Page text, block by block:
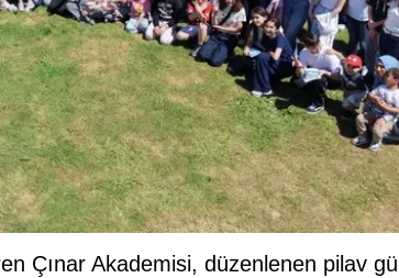
Çınar Akademisi, düzenlenen pilav